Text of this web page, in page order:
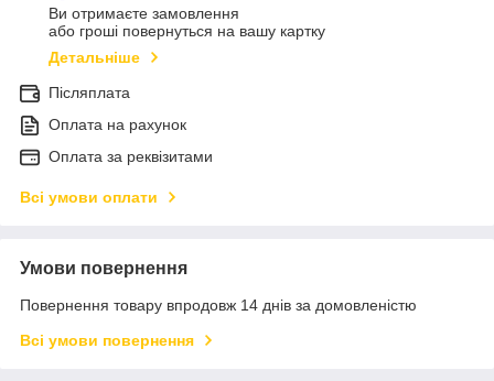
Ви отримаєте замовлення
або гроші повернуться на вашу картку
Детальніше
Післяплата
Оплата на рахунок
Оплата за реквізитами
Всі умови оплати
Умови повернення
Повернення товару впродовж 14 днів за домовленістю
Всі умови повернення